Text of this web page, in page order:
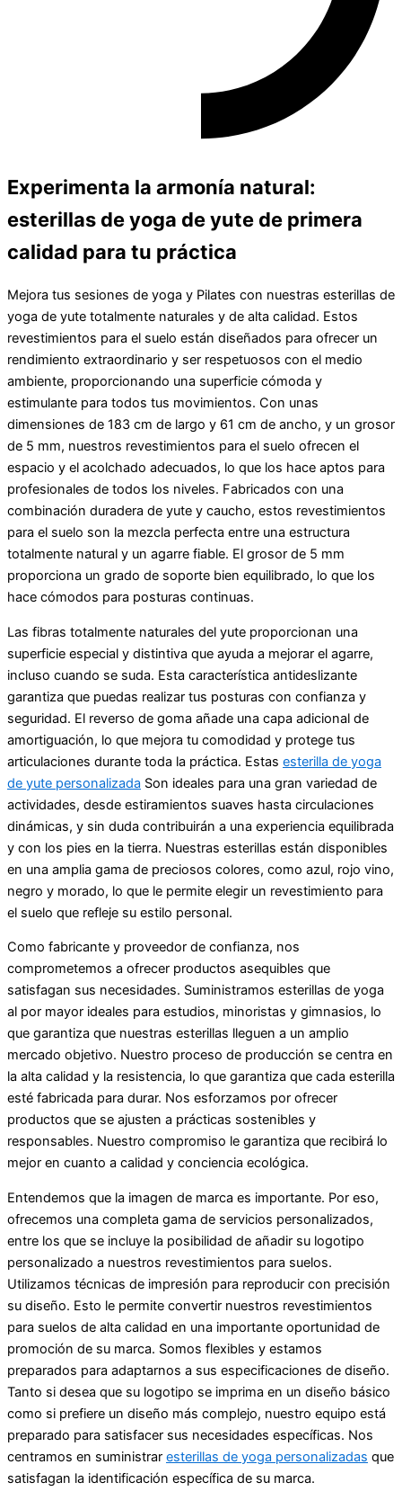
Experimenta la armonía natural:
esterillas de yoga de yute de primera
calidad para tu práctica
Mejora tus sesiones de yoga y Pilates con nuestras esterillas de
yoga de yute totalmente naturales y de alta calidad. Estos
revestimientos para el suelo están diseñados para ofrecer un
rendimiento extraordinario y ser respetuosos con el medio
ambiente, proporcionando una superficie cómoda y
estimulante para todos tus movimientos. Con unas
dimensiones de 183 cm de largo y 61 cm de ancho, y un grosor
de 5 mm, nuestros revestimientos para el suelo ofrecen el
espacio y el acolchado adecuados, lo que los hace aptos para
profesionales de todos los niveles. Fabricados con una
combinación duradera de yute y caucho, estos revestimientos
para el suelo son la mezcla perfecta entre una estructura
totalmente natural y un agarre fiable. El grosor de 5 mm
proporciona un grado de soporte bien equilibrado, lo que los
hace cómodos para posturas continuas.
Las fibras totalmente naturales del yute proporcionan una
superficie especial y distintiva que ayuda a mejorar el agarre,
incluso cuando se suda. Esta característica antideslizante
garantiza que puedas realizar tus posturas con confianza y
seguridad. El reverso de goma añade una capa adicional de
amortiguación, lo que mejora tu comodidad y protege tus
articulaciones durante toda la práctica. Estas esterilla de yoga
de yute personalizada Son ideales para una gran variedad de
actividades, desde estiramientos suaves hasta circulaciones
dinámicas, y sin duda contribuirán a una experiencia equilibrada
y con los pies en la tierra. Nuestras esterillas están disponibles
en una amplia gama de preciosos colores, como azul, rojo vino,
negro y morado, lo que le permite elegir un revestimiento para
el suelo que refleje su estilo personal.
Como fabricante y proveedor de confianza, nos
comprometemos a ofrecer productos asequibles que
satisfagan sus necesidades. Suministramos esterillas de yoga
al por mayor ideales para estudios, minoristas y gimnasios, lo
que garantiza que nuestras esterillas lleguen a un amplio
mercado objetivo. Nuestro proceso de producción se centra en
la alta calidad y la resistencia, lo que garantiza que cada esterilla
esté fabricada para durar. Nos esforzamos por ofrecer
productos que se ajusten a prácticas sostenibles y
responsables. Nuestro compromiso le garantiza que recibirá lo
mejor en cuanto a calidad y conciencia ecológica.
Entendemos que la imagen de marca es importante. Por eso,
ofrecemos una completa gama de servicios personalizados,
entre los que se incluye la posibilidad de añadir su logotipo
personalizado a nuestros revestimientos para suelos.
Utilizamos técnicas de impresión para reproducir con precisión
su diseño. Esto le permite convertir nuestros revestimientos
para suelos de alta calidad en una importante oportunidad de
promoción de su marca. Somos flexibles y estamos
preparados para adaptarnos a sus especificaciones de diseño.
Tanto si desea que su logotipo se imprima en un diseño básico
como si prefiere un diseño más complejo, nuestro equipo está
preparado para satisfacer sus necesidades específicas. Nos
centramos en suministrar esterillas de yoga personalizadas que
satisfagan la identificación específica de su marca.